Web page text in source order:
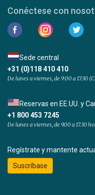
Conéctese con
Sede central
+31 (0)118 410 410
De lunes a viernes, de 9:00 a 17:30
Reservas en EE.UU. y
+1 800 453 7245
De lunes a viernes, de 9.00 a 17.30
Regístrate y mantente
Suscríbase